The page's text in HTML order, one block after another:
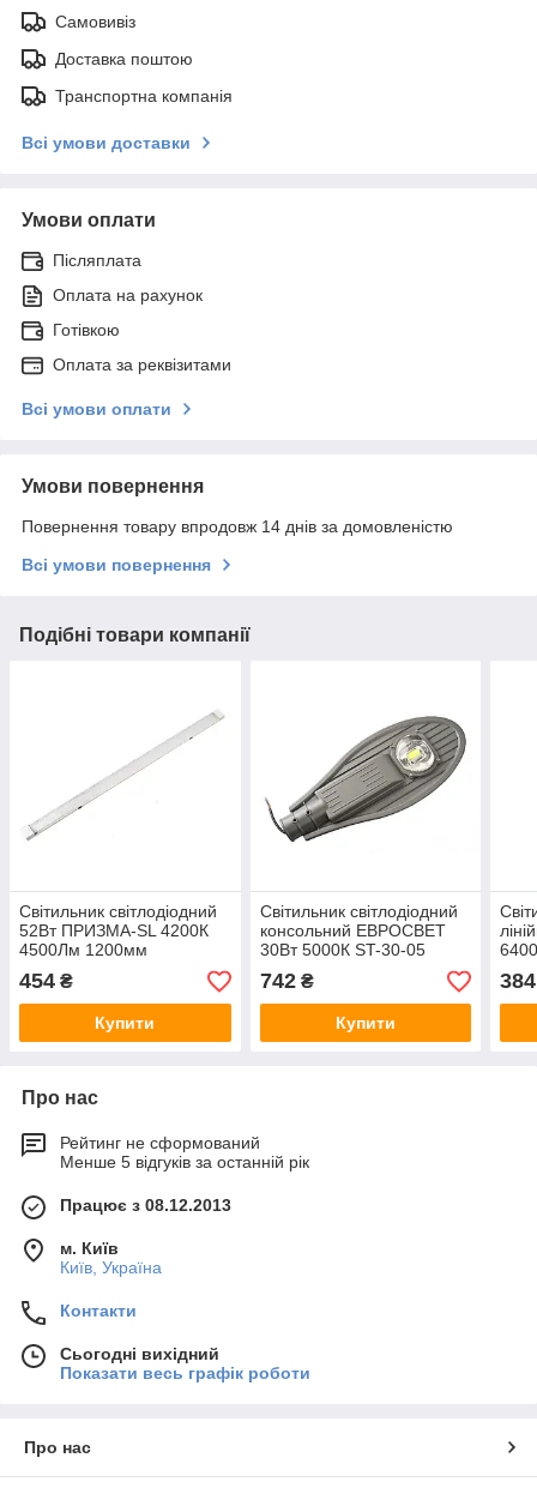
Самовивіз
Доставка поштою
Транспортна компанія
Всі умови доставки
Умови оплати
Післяплата
Оплата на рахунок
Готівкою
Оплата за реквізитами
Всі умови оплати
Умови повернення
Повернення товару впродовж 14 днів за домовленістю
Всі умови повернення
Подібні товари компанії
Світильник світлодіодний
52Вт ПРИЗМА-SL 4200К
4500Лм 1200мм
454 ₴
Купити
Світильник світлодіодний
консольний ЕВРОСВЕТ
30Вт 5000К ST-30-05
2700Лм IP65
742₴
Купити
IP20
384
Про нас
Рейтинг не сформований
Менше 5 відгуків за останній рік
Працює з 08.12.2013
м. Київ
Київ, Україна
Контакти
Сьогодні вихідний
Показати весь графік роботи
Про нас